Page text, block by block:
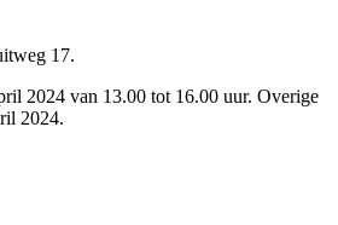
17.
2024 van 13.00 tot 16.00 uur. Overige
2024.